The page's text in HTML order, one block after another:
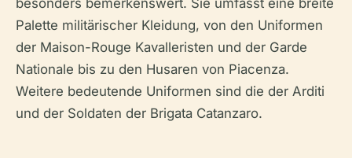
Palette militärischer Kleidung, von den Uniformen
der Maison-Rouge Kavalleristen und der Garde
Nationale bis zu den Husaren von Piacenza.
Weitere bedeutende Uniformen sind die der Arditi
und der Soldaten der Brigata Catanzaro.